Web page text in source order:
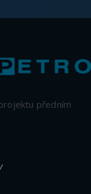
předním